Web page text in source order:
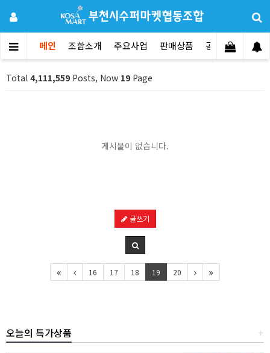
메인 조합소개 주요사업 판매상품 공지사항 문
Total 4,111,559 Posts, Now 19 Page
게시물이 없습니다.
글쓰기
16 17 18 19 20
+
오늘의 특가상품